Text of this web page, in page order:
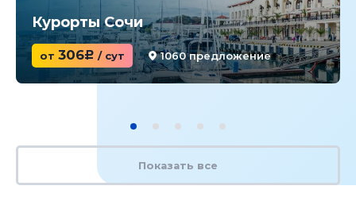
Курорты Сочи
от 306c / сут 1060 предложение
Показать все